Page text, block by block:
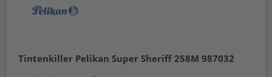
Tintenkiller Pelikan Super Sheriff 258M 987032